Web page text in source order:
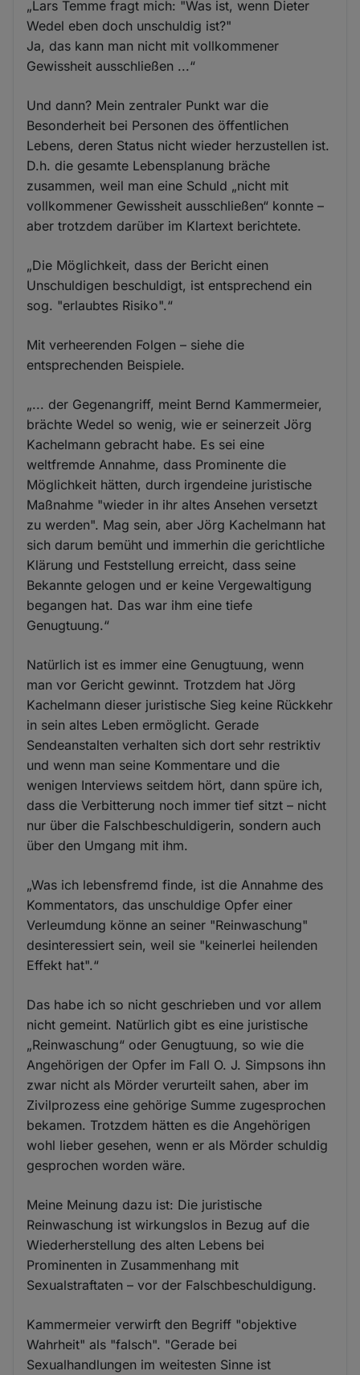
„Lars Temme fragt mich: "Was ist, wenn Dieter
Wedel eben doch unschuldig ist?"
Ja, das kann man nicht mit vollkommener
Gewissheit ausschließen ...“
Und dann? Mein zentraler Punkt war die
Besonderheit bei Personen des öffentlichen
Lebens, deren Status nicht wieder herzustellen ist.
D.h. die gesamte Lebensplanung bräche
zusammen, weil man eine Schuld „nicht mit
vollkommener Gewissheit ausschließen“ konnte –
aber trotzdem darüber im Klartext berichtete.
„Die Möglichkeit, dass der Bericht einen
Unschuldigen beschuldigt, ist entsprechend ein
sog. "erlaubtes Risiko".“
Mit verheerenden Folgen – siehe die
entsprechenden Beispiele.
„... der Gegenangriff, meint Bernd Kammermeier,
brächte Wedel so wenig, wie er seinerzeit Jörg
Kachelmann gebracht habe. Es sei eine
weltfremde Annahme, dass Prominente die
Möglichkeit hätten, durch irgendeine juristische
Maßnahme "wieder in ihr altes Ansehen versetzt
zu werden". Mag sein, aber Jörg Kachelmann hat
sich darum bemüht und immerhin die gerichtliche
Klärung und Feststellung erreicht, dass seine
Bekannte gelogen und er keine Vergewaltigung
begangen hat. Das war ihm eine tiefe
Genugtuung.“
Natürlich ist es immer eine Genugtuung, wenn
man vor Gericht gewinnt. Trotzdem hat Jörg
Kachelmann dieser juristische Sieg keine Rückkehr
in sein altes Leben ermöglicht. Gerade
Sendeanstalten verhalten sich dort sehr restriktiv
und wenn man seine Kommentare und die
wenigen Interviews seitdem hört, dann spüre ich,
dass die Verbitterung noch immer tief sitzt – nicht
nur über die Falschbeschuldigerin, sondern auch
über den Umgang mit ihm.
„Was ich lebensfremd finde, ist die Annahme des
Kommentators, das unschuldige Opfer einer
Verleumdung könne an seiner "Reinwaschung"
desinteressiert sein, weil sie "keinerlei heilenden
Effekt hat".“
Das habe ich so nicht geschrieben und vor allem
nicht gemeint. Natürlich gibt es eine juristische
„Reinwaschung“ oder Genugtuung, so wie die
Angehörigen der Opfer im Fall O. J. Simpsons ihn
zwar nicht als Mörder verurteilt sahen, aber im
Zivilprozess eine gehörige Summe zugesprochen
bekamen. Trotzdem hätten es die Angehörigen
wohl lieber gesehen, wenn er als Mörder schuldig
gesprochen worden wäre.
Meine Meinung dazu ist: Die juristische
Reinwaschung ist wirkungslos in Bezug auf die
Wiederherstellung des alten Lebens bei
Prominenten in Zusammenhang mit
Sexualstraftaten – vor der Falschbeschuldigung.
Kammermeier verwirft den Begriff "objektive
Wahrheit" als "falsch". "Gerade bei
Sexualhandlungen im weitesten Sinne ist